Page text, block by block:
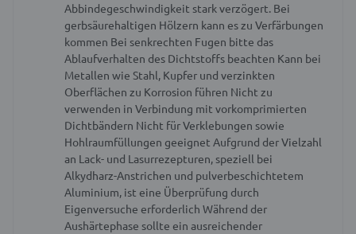
Abbindegeschwindigkeit stark verzögert. Bei
gerbsäurehaltigen Hölzern kann es zu Verfärbungen
kommen Bei senkrechten Fugen bitte das
Ablaufverhalten des Dichtstoffs beachten Kann bei
Metallen wie Stahl, Kupfer und verzinkten
Oberflächen zu Korrosion führen Nicht zu
verwenden in Verbindung mit vorkomprimierten
Dichtbändern Nicht für Verklebungen sowie
Hohlraumfüllungen geeignet Aufgrund der Vielzahl
an Lack- und Lasurrezepturen, speziell bei
Alkydharz-Anstrichen und pulverbeschichtetem
Aluminium, ist eine Überprüfung durch
Eigenversuche erforderlich Während der
Aushärtephase sollte ein ausreichender